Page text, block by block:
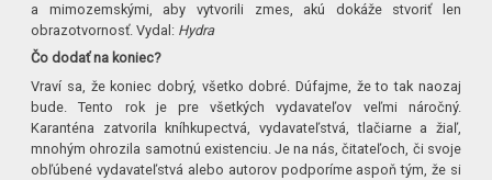
a mimozemskými, aby vytvorili zmes, akú dokáže stvoriť len
obrazotvornosť. Vydal: Hydra
Čo dodať na koniec?
Vraví sa, že koniec dobrý, všetko dobré. Dúfajme, že to tak naozaj
bude. Tento rok je pre všetkých vydavateľov veľmi náročný.
Karanténa zatvorila kníhkupectvá, vydavateľstvá, tlačiarne a žiaľ,
mnohým ohrozila samotnú existenciu. Je na nás, čitateľoch, či svoje
obľúbené vydavateľstvá alebo autorov podporíme aspoň tým, že si